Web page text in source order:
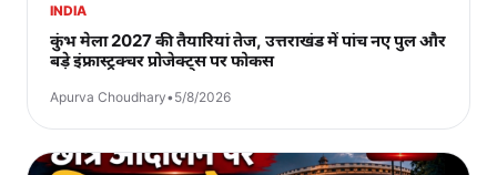
INDIA
कुंभ मेला 2027 की तैयारियां तेज, उत्तराखंड में पांच नए पुल और
बड़े इंफ्रास्ट्रक्चर प्रोजेक्ट्स पर फोकस
Apurva Choudhary•5/8/2026